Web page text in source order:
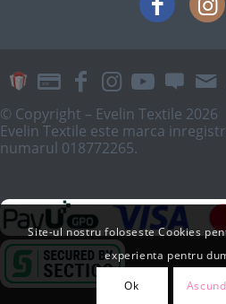
© Copyright – Evelin Textile 2026
Evelin Textile este marca
numarul 018772265.
Site-ul nostru foloseste Cookies
experienta pentru
Ok